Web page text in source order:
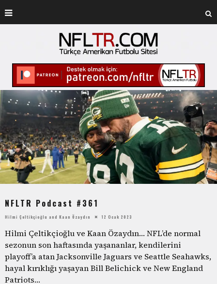
NFLTR Podcast #361
Hilmi Çeltikçioğlu and Kaan Özaydın 12 Ocak 2023
Hilmi Çeltikçioğlu ve Kaan Özaydın… NFL’de normal
sezonun son haftasında yaşananlar, kendilerini
playoff’a atan Jacksonville Jaguars ve Seattle Seahawks,
hayal kırıklığı yaşayan Bill Belichick ve New England
Patriots…